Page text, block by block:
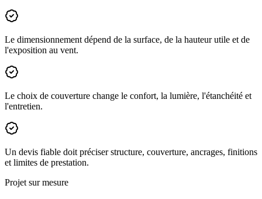
Le dimensionnement dépend de la surface, de la hauteur utile et de
l'exposition au vent.
Le choix de couverture change le confort, la lumière, l'étanchéité et
l'entretien.
Un devis fiable doit préciser structure, couverture, ancrages, finitions
et limites de prestation.
Projet sur mesure